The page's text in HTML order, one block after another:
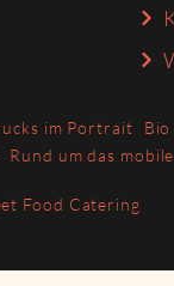
im Portrait
Rund um das
Food Catering